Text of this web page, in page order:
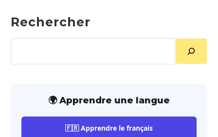
Rechercher
🌍 Apprendre une langue
🇫🇷 Apprendre le français